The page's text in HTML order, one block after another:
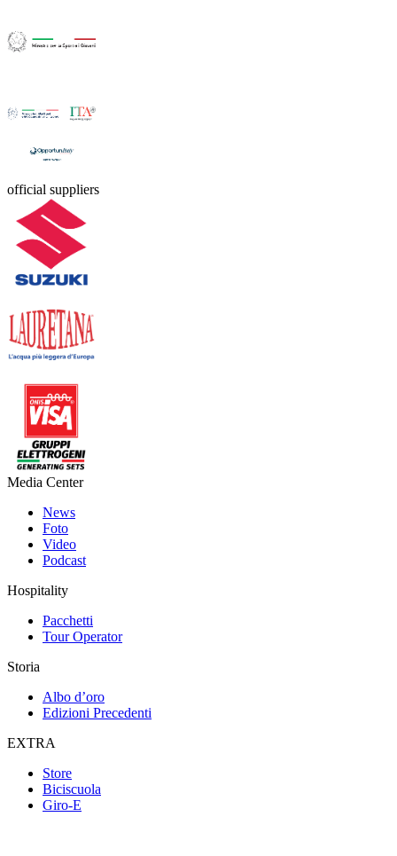
official suppliers
Media Center
News
Foto
Video
Podcast
Hospitality
Pacchetti
Tour Operator
Storia
Albo d’oro
Edizioni Precedenti
EXTRA
Store
Biciscuola
Giro-E